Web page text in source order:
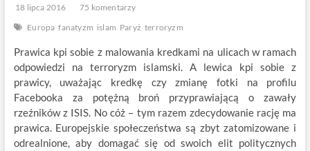
18 lipca 2016
75 komentarzy
Europa fanatyzm islam Paryż terroryzm
Prawica kpi sobie z malowania kredkami na ulicach w ramach
odpowiedzi na terroryzm islamski. A lewica kpi sobie z
prawicy, uważając kredkę czy zmianę fotki na profilu
Facebooka za potężną broń przyprawiającą o zawały
rzeźników z ISIS. No cóż – tym razem zdecydowanie rację ma
prawica. Europejskie społeczeństwa są zbyt zatomizowane i
odrealnione, aby domagać się od swoich elit politycznych